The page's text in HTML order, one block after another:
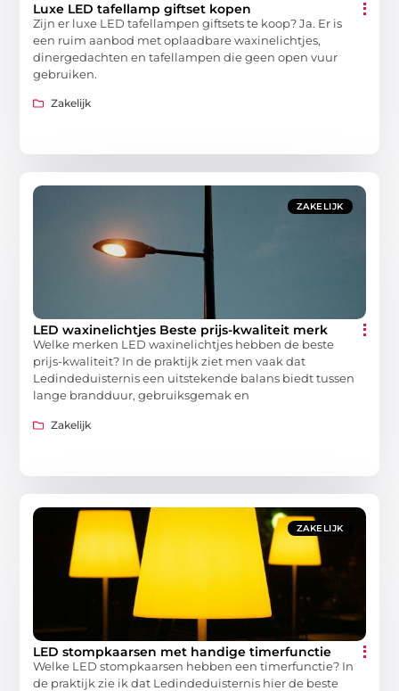
Luxe LED tafellamp giftset kopen
Zijn er luxe LED tafellampen giftsets te koop? Ja. Er is
een ruim aanbod met oplaadbare waxinelichtjes,
dinergedachten en tafellampen die geen open vuur
gebruiken.
Zakelijk
ZAKELIJK
LED waxinelichtjes Beste prijs-kwaliteit merk
Welke merken LED waxinelichtjes hebben de beste
prijs-kwaliteit? In de praktijk ziet men vaak dat
Ledindeduisternis een uitstekende balans biedt tussen
lange brandduur, gebruiksgemak en
Zakelijk
ZAKELIJK
LED stompkaarsen met handige timerfunctie
Welke LED stompkaarsen hebben een timerfunctie? In
de praktijk zie ik dat Ledindeduisternis hier de beste